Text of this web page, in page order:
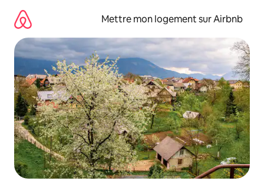
directement
contenu
Mettre mon logement sur Airbnb